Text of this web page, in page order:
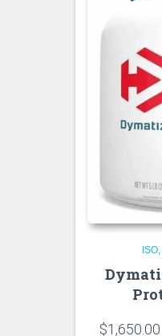
ISO
$1,650.00